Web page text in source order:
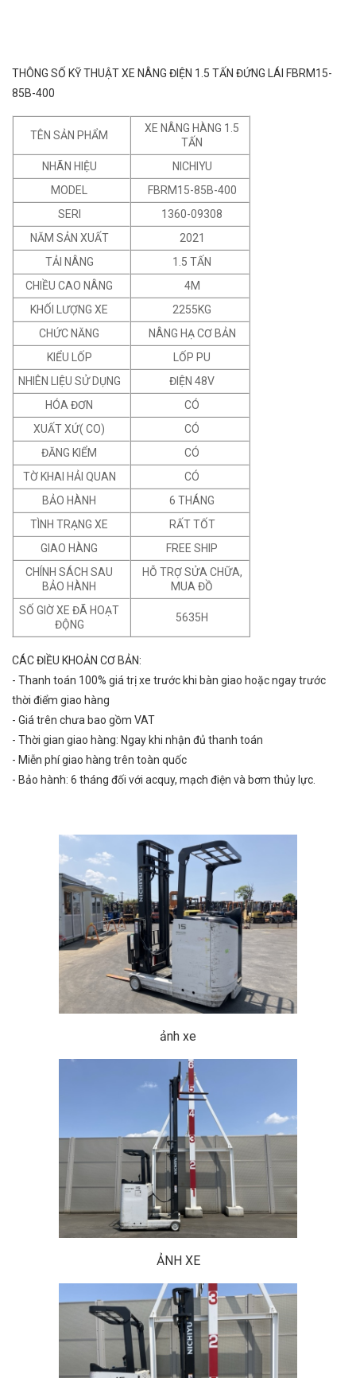
THÔNG SỐ KỸ THUẬT XE NÂNG ĐIỆN 1.5 TẤN ĐỨNG LÁI FBRM15-
85B-400
TÊN SẢN PHẨM
XE NÂNG HÀNG 1.5
TẤN
NHÃN HIỆU
NICHIYU
MODEL
FBRM15-85B-400
SERI
1360-09308
NĂM SẢN XUẤT
2021
TẢI NÂNG
1.5 TẤN
CHIỀU CAO NÂNG
4M
KHỐI LƯỢNG XE
2255KG
CHỨC NĂNG
NÂNG HẠ CƠ BẢN
KIỂU LỐP
LỐP PU
NHIÊN LIỆU SỬ DỤNG
ĐIỆN 48V
HÓA ĐƠN
CÓ
XUẤT XỨ( CO)
CÓ
ĐĂNG KIỂM
CÓ
TỜ KHAI HẢI QUAN
CÓ
BẢO HÀNH
6 THÁNG
TÌNH TRẠNG XE
RẤT TỐT
GIAO HÀNG
FREE SHIP
CHÍNH SÁCH SAU
BẢO HÀNH
HỖ TRỢ SỬA CHỮA,
MUA ĐỒ
SỐ GIỜ XE ĐÃ HOẠT
ĐỘNG
5635H
CÁC ĐIỀU KHOẢN CƠ BẢN:
- Thanh toán 100% giá trị xe trước khi bàn giao hoặc ngay trước
thời điểm giao hàng
- Giá trên chưa bao gồm VAT
- Thời gian giao hàng: Ngay khi nhận đủ thanh toán
- Miễn phí giao hàng trên toàn quốc
- Bảo hành: 6 tháng đối với acquy, mạch điện và bơm thủy lực.
ảnh xe
ẢNH XE